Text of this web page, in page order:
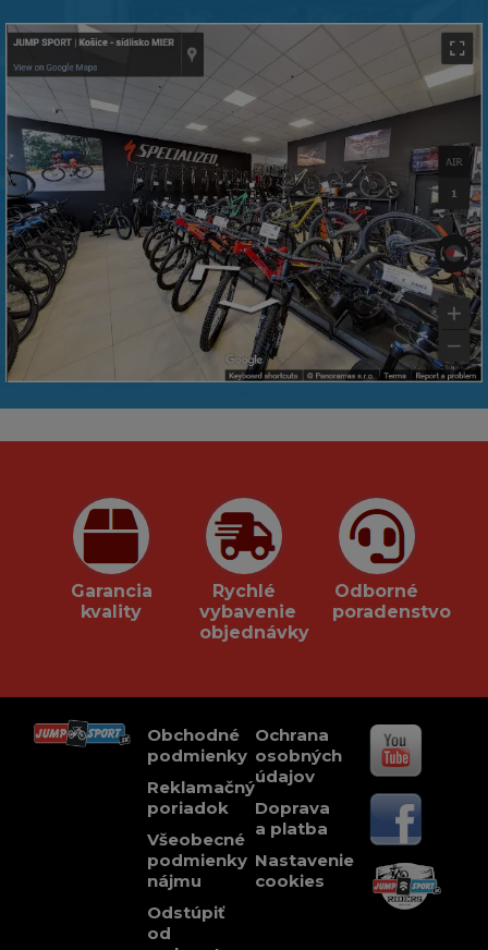
Garancia
kvality
Rychlé
vybavenie
objednávky
Odborné
poradenstvo
Obchodné
podmienky
Reklamačný
poriadok
Všeobecné
podmienky
nájmu
Odstúpiť
od
Ochrana
osobných
údajov
Doprava
a platba
Nastavenie
cookies